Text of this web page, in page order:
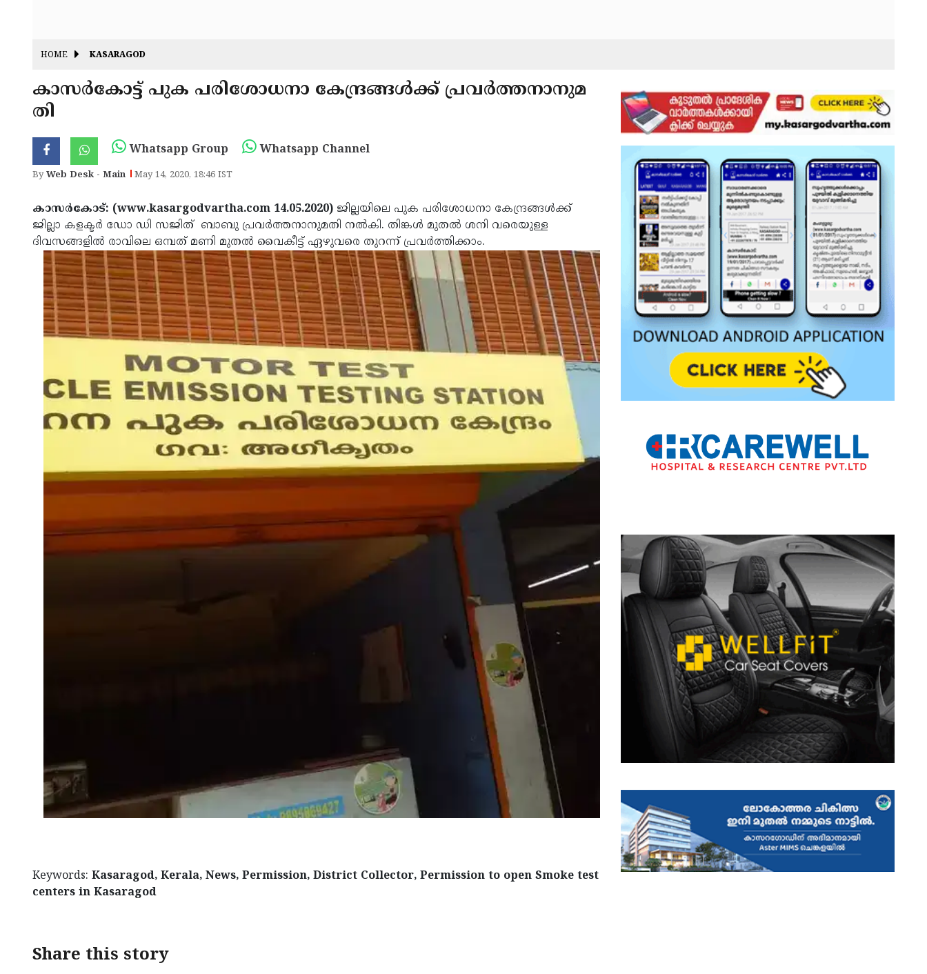
HOME KASARAGOD
കാസര്‍കോട്ട് പുക പരിശോധനാ കേന്ദ്രങ്ങള്‍ക്ക് പ്രവര്‍ത്തനാനുമ
തി
Whatsapp Group Whatsapp Channel
ByWeb Desk - Main May 14, 2020, 18:46 IST
കാസര്‍കോട്: (www.kasargodvartha.com 14.05.2020) ജില്ലയിലെ പുക പരിശോധനാ കേന്ദ്രങ്ങള്‍ക്ക്
ജില്ലാ കളക്ടര്‍ ഡോ ഡി സജിത് ബാബു പ്രവര്‍ത്തനാനുമതി നല്‍കി. തിങ്കള്‍ മുതല്‍ ശനി വരെയുള്ള
ദിവസങ്ങളില്‍ രാവിലെ ഒമ്പത് മണി മുതല്‍ വൈകീട്ട് ഏഴുവരെ തുറന്ന് പ്രവര്‍ത്തിക്കാം.
Keywords: Kasaragod, Kerala, News, Permission, District Collector, Permission to open Smoke test
centers in Kasaragod
Share this story